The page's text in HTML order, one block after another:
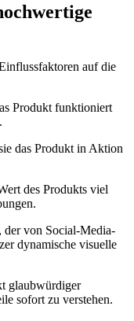
auf die
Produkt funktioniert
das Produkt in Aktion
des Produkts viel
der von Social-Media-
dynamische visuelle
glaubwürdiger
sofort zu verstehen.